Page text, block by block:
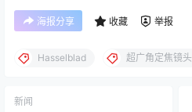
海报分享 收藏 举报
Hasselblad 超广角定焦镜头
新闻